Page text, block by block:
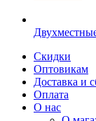
Скидки
Оптовикам
Доставка и
Оплата
О нас